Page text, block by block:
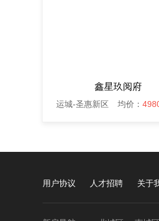
鑫星玖阅府
运城-圣惠新区 均价：
用户协议 人才招聘 关于